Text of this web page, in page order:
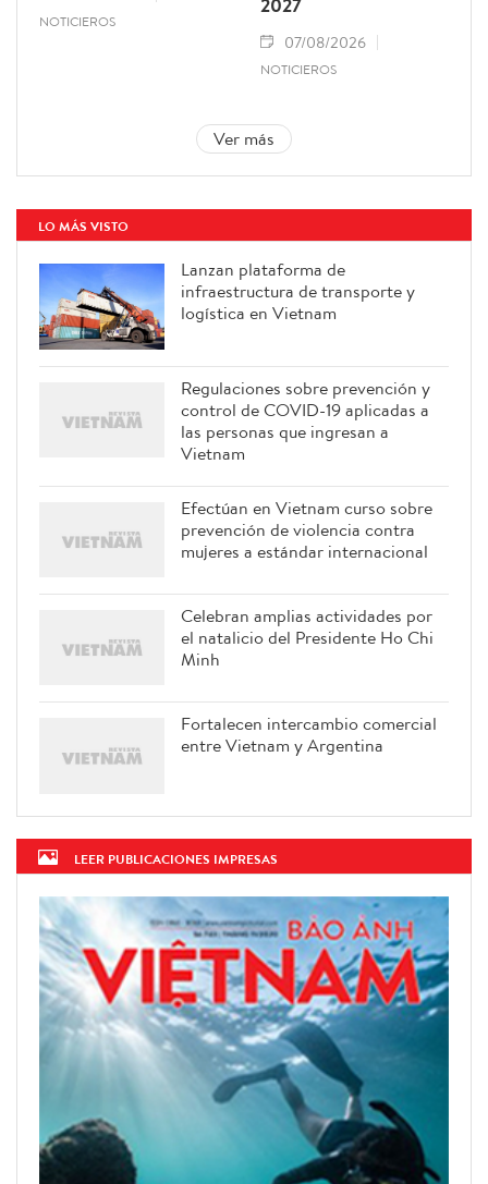
NOTICIEROS
07/08/2026
NOTICIEROS
Ver más
LO MÁS VISTO
Lanzan plataforma de
infraestructura de transporte y
logística en Vietnam
Regulaciones sobre prevención y
control de COVID-19 aplicadas a
las personas que ingresan a
Vietnam
Efectúan en Vietnam curso sobre
prevención de violencia contra
mujeres a estándar internacional
Celebran amplias actividades por
el natalicio del Presidente Ho Chi
Minh
Fortalecen intercambio comercial
entre Vietnam y Argentina
LEER PUBLICACIONES IMPRESAS